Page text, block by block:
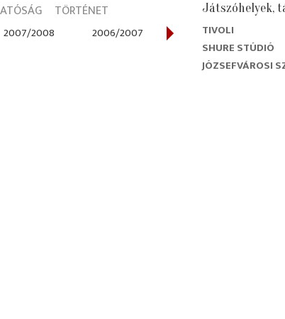
TÖRTÉNET
2007/2008 2006/2007 2005/2006
Játszóhelyek,
TIVOLI
SHURE STÚDIÓ
JÓZSEFVÁROSI